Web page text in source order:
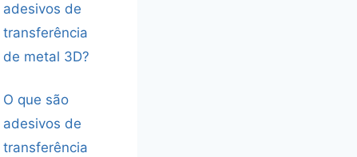
adesivos de
transferência
de metal 3D?
O que são
adesivos de
transferência